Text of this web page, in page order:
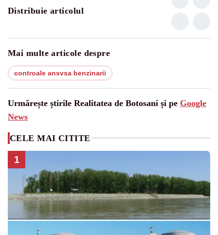
Distribuie articolul
Mai multe articole despre
controale ansvsa benzinarii
Urmărește știrile Realitatea de Botosani și pe Google
News
CELE MAI CITITE
1